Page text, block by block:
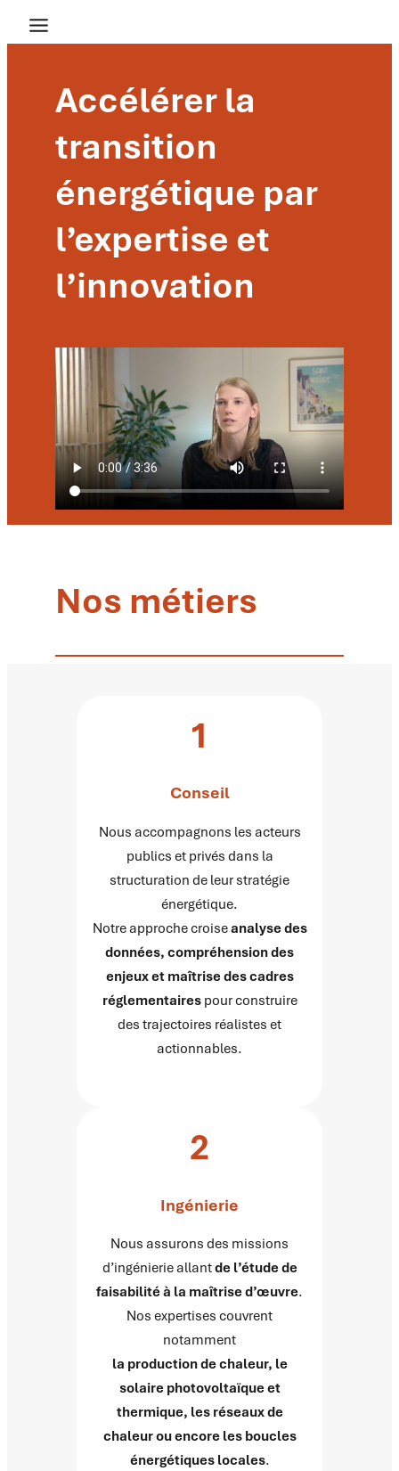
Accélérer la
transition
énergétique par
l’expertise et
l’innovation
Nos métiers
1
Conseil
Nous accompagnons les acteurs
publics et privés dans la
structuration de leur stratégie
énergétique.
Notre approche croiseanalyse des
données, compréhension des
enjeux et maîtrise des cadres
réglementairespour construire
des trajectoires réalistes et
actionnables.
2
Ingénierie
Nous assurons des missions
d’ingénierie allantde l’étude de
faisabilité à la maîtrise d’œuvre.
Nos expertises couvrent
notamment
la production de chaleur, le
solaire photovoltaïque et
thermique, les réseaux de
chaleur ou encore les boucles
énergétiques locales.